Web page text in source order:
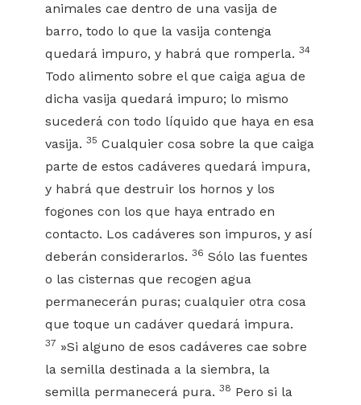
animales cae dentro de una vasija de
barro, todo lo que la vasija contenga
quedará impuro, y habrá que romperla. 34
Todo alimento sobre el que caiga agua de
dicha vasija quedará impuro; lo mismo
sucederá con todo líquido que haya en esa
vasija. 35 Cualquier cosa sobre la que caiga
parte de estos cadáveres quedará impura,
y habrá que destruir los hornos y los
fogones con los que haya entrado en
contacto. Los cadáveres son impuros, y así
deberán considerarlos. 36 Sólo las fuentes
o las cisternas que recogen agua
permanecerán puras; cualquier otra cosa
que toque un cadáver quedará impura.
37 »Si alguno de esos cadáveres cae sobre
la semilla destinada a la siembra, la
semilla permanecerá pura. 38 Pero si la